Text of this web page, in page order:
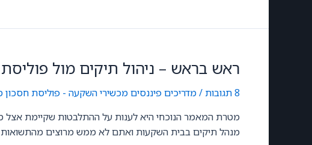
ראש בראש – ניהול תיקים מול פוליסת
8 תגובות /מדריכים פיננסיםמכשירי השקעה - פוליסת חסכון
מטרת המאמר הנוכחי היא לענות על ההתלבטות שקיימת אצל
מנהל תיקים בבית השקעות ואתם לא ממש מרוצים מהתשואות